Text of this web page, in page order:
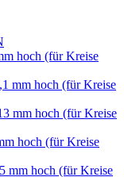
hoch (für Kreise
mm hoch (für Kreise
mm hoch (für Kreise
hoch (für Kreise
mm hoch (für Kreise